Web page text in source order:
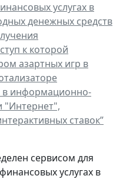
услугах в
денежных средств
к которой
азартных игр в
в информационно-
"Интернет",
ставок”
сервисом для
услугах в